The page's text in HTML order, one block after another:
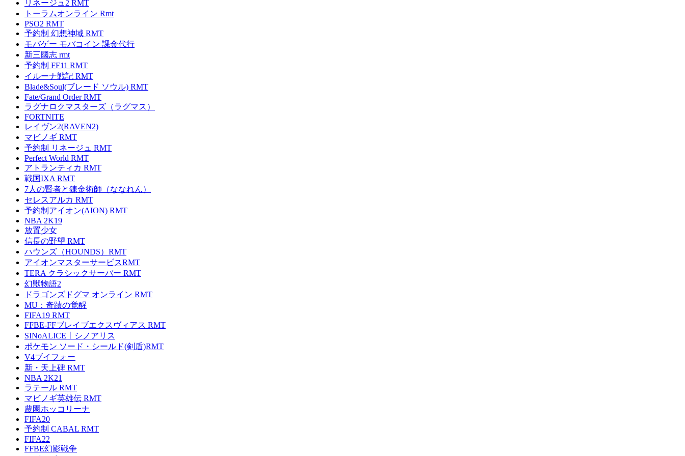
リネージュ2 RMT
トーラムオンライン Rmt
PSO2 RMT
予約制 幻想神域 RMT
モバゲー モバコイン 課金代行
新三國志 rmt
予約制 FF11 RMT
イルーナ戦記 RMT
Blade&Soul(ブレード ソウル) RMT
Fate/Grand Order RMT
ラグナロクマスターズ（ラグマス）
FORTNITE
レイヴン2(RAVEN2)
マビノギ RMT
予約制 リネージュ RMT
Perfect World RMT
アトランティカ RMT
戦国IXA RMT
7人の賢者と錬金術師（ななれん）
セレスアルカ RMT
予約制アイオン(AION) RMT
NBA 2K19
放置少女
信長の野望 RMT
ハウンズ（HOUNDS）RMT
アイオンマスターサービスRMT
TERA クラシックサーバー RMT
幻獣物語2
ドラゴンズドグマ オンライン RMT
MU：奇蹟の覚醒
FIFA19 RMT
FFBE-FFブレイブエクスヴィアス RMT
SINoALICE丨シノアリス
ポケモン ソード・シールド(剣盾)RMT
V4ブイフォー
新・天上碑 RMT
NBA 2K21
ラテール RMT
マビノギ英雄伝 RMT
農園ホッコリーナ
FIFA20
予約制 CABAL RMT
FIFA22
FFBE幻影戦争